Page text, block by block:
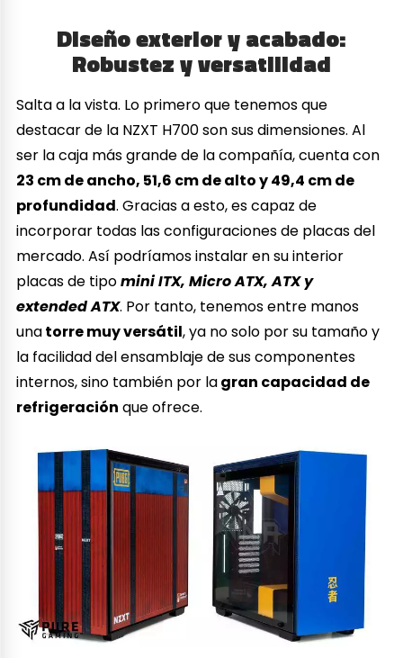
Diseño exterior y acabado:
Robustez y versatilidad
Salta a la vista. Lo primero que tenemos que
destacar de la NZXT H700 son sus dimensiones. Al
ser la caja más grande de la compañía, cuenta con
23 cm de ancho, 51,6 cm de alto y 49,4 cm de
profundidad. Gracias a esto, es capaz de
incorporar todas las configuraciones de placas del
mercado. Así podríamos instalar en su interior
placas de tipomini ITX, Micro ATX, ATX y
extended ATX. Por tanto, tenemos entre manos
unatorre muy versátil, ya no solo por su tamaño y
la facilidad del ensamblaje de sus componentes
internos, sino también por lagran capacidad de
refrigeración que ofrece.